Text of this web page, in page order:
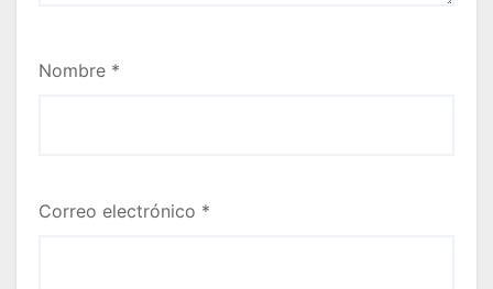
Nombre *
Correo electrónico *